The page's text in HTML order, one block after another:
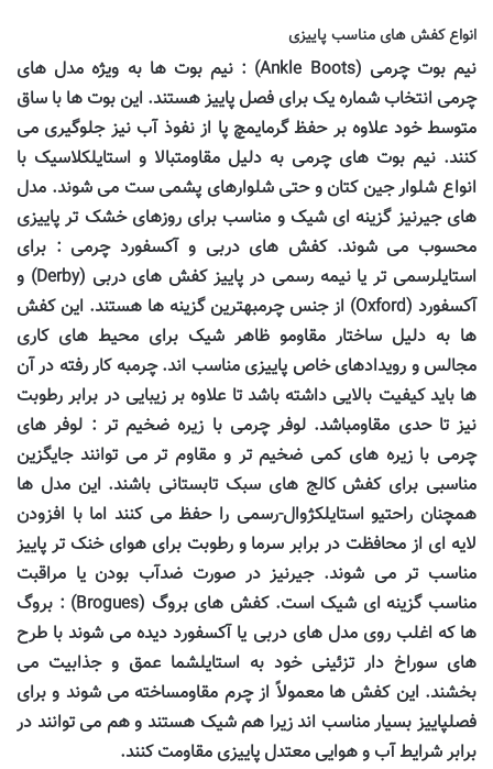
انواع کفش های مناسب پاییزی
نیم بوت چرمی (Ankle Boots) : نیم بوت ها به ویژه مدل های
چرمی انتخاب شماره یک برای فصل پاییز هستند. این بوت ها با ساق
متوسط خود علاوه بر حفظ گرمایمچ پا از نفوذ آب نیز جلوگیری می
کنند. نیم بوت های چرمی به دلیل مقاومتبالا و استایلکلاسیک با
انواع شلوار جین کتان و حتی شلوارهای پشمی ست می شوند. مدل
های جیرنیز گزینه ای شیک و مناسب برای روزهای خشک تر پاییزی
محسوب می شوند. کفش های دربی و آکسفورد چرمی : برای
استایلرسمی تر یا نیمه رسمی در پاییز کفش های دربی (Derby) و
آکسفورد (Oxford) از جنس چرمبهترین گزینه ها هستند. این کفش
ها به دلیل ساختار مقاومو ظاهر شیک برای محیط های کاری
مجالس و رویدادهای خاص پاییزی مناسب اند. چرمبه کار رفته در آن
ها باید کیفیت بالایی داشته باشد تا علاوه بر زیبایی در برابر رطوبت
نیز تا حدی مقاومباشد. لوفر چرمی با زیره ضخیم تر : لوفر های
چرمی با زیره های کمی ضخیم تر و مقاوم تر می توانند جایگزین
مناسبی برای کفش کالج های سبک تابستانی باشند. این مدل ها
همچنان راحتیو استایلکژوال-رسمی را حفظ می کنند اما با افزودن
لایه ای از محافظت در برابر سرما و رطوبت برای هوای خنک تر پاییز
مناسب تر می شوند. جیرنیز در صورت ضدآب بودن یا مراقبت
مناسب گزینه ای شیک است. کفش های بروگ (Brogues) : بروگ
ها که اغلب روی مدل های دربی یا آکسفورد دیده می شوند با طرح
های سوراخ دار تزئینی خود به استایلشما عمق و جذابیت می
بخشند. این کفش ها معمولاً از چرم مقاومساخته می شوند و برای
فصلپاییز بسیار مناسب اند زیرا هم شیک هستند و هم می توانند در
برابر شرایط آب و هوایی معتدل پاییزی مقاومت کنند.